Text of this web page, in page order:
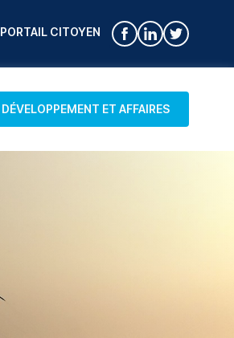
PORTAIL CITOYEN
DÉVELOPPEMENT ET AFFAIRES